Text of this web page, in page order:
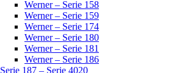
Werner – Serie 158
Werner – Serie 159
Werner – Serie 174
Werner – Serie 180
Werner – Serie 181
Werner – Serie 186
Serie 187 – Serie 4020